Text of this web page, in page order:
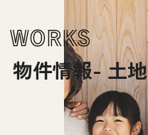
WORKS
物件情報- 土地